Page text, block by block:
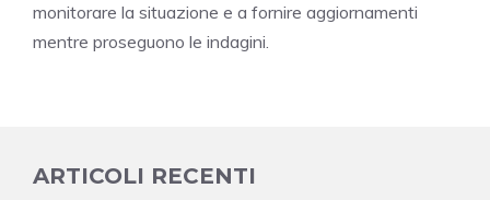
monitorare la situazione e a fornire aggiornamenti
mentre proseguono le indagini.
ARTICOLI RECENTI